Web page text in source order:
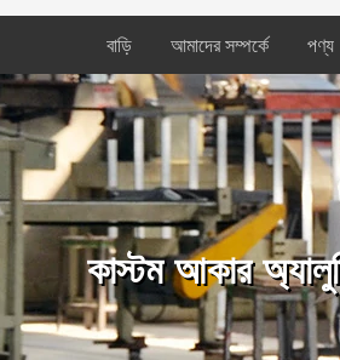
বাড়ি আমাদের সম্পর্কে পণ্য
কাস্টম আকার